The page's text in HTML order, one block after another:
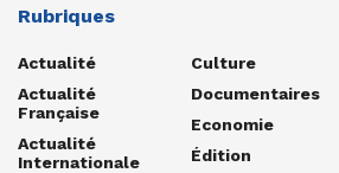
Rubriques
Actualité
Actualité
Française
Actualité
Internationale
Culture
Documentaires
Economie
Édition